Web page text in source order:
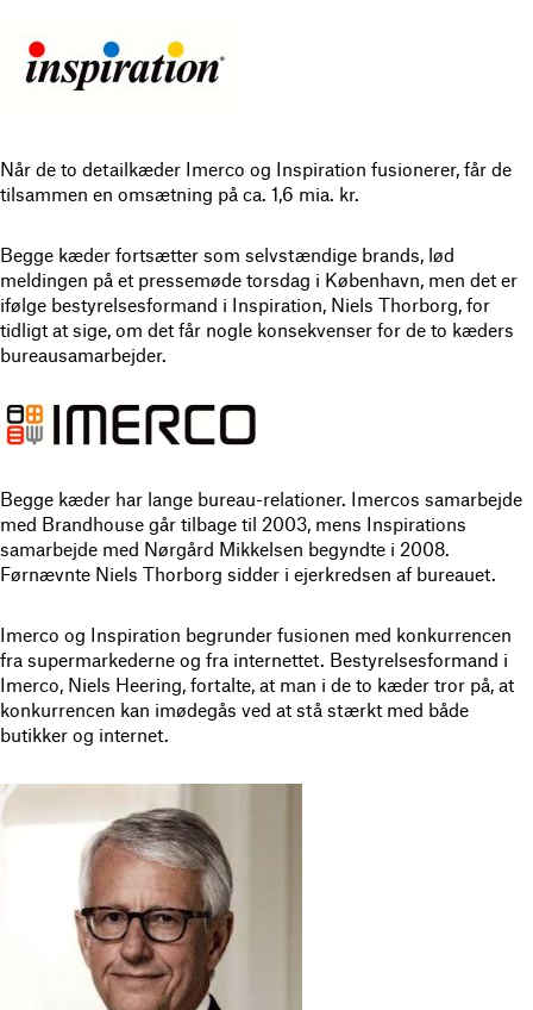
Når de to detailkæder Imerco og Inspiration fusionerer, får de
tilsammen en omsætning på ca. 1,6 mia. kr.
Begge kæder fortsætter som selvstændige brands, lød
meldingen på et pressemøde torsdag i København, men det er
ifølge bestyrelsesformand i Inspiration, Niels Thorborg, for
tidligt at sige, om det får nogle konsekvenser for de to kæders
bureausamarbejder.
Begge kæder har lange bureau-relationer. Imercos samarbejde
med Brandhouse går tilbage til 2003, mens Inspirations
samarbejde med Nørgård Mikkelsen begyndte i 2008.
Førnævnte Niels Thorborg sidder i ejerkredsen af bureauet.
Imerco og Inspiration begrunder fusionen med konkurrencen
fra supermarkederne og fra internettet. Bestyrelsesformand i
Imerco, Niels Heering, fortalte, at man i de to kæder tror på, at
konkurrencen kan imødegås ved at stå stærkt med både
butikker og internet.